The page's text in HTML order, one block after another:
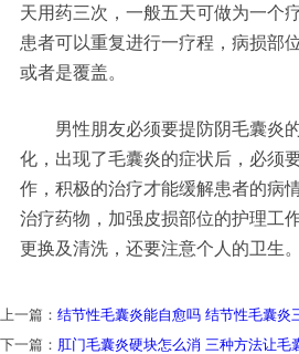
天用药三次，一般五天可做为一个
患者可以重复进行一疗程，病损部
或者是覆盖。
男性朋友必须要提防阴毛囊炎
化，出现了毛囊炎的症状后，必须
作，积极的治疗才能缓解患者的病
治疗药物，加强皮损部位的护理工
更换及清洗，还要注意个人的卫生。
上一篇： 结节性毛囊炎能自愈吗 结节性毛囊炎
下一篇： 肛门毛囊炎硬块怎么消 三种方法让毛